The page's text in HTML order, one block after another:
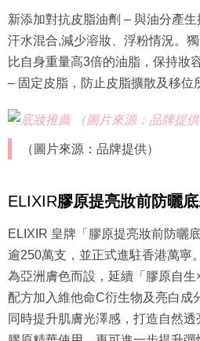
新添加對抗皮脂油劑 – 與油分產生
汗水混合,減少溶妝、浮粉情況。
比自身重量高3倍的油脂，保持妝
– 固定皮脂，防止皮脂擴散及移位
（圖片來源：品牌提供）
ELIXIR膠原提亮妝前防曬
ELIXIR 皇牌「膠原提亮妝前防曬
逾250萬支，並正式進駐香港萬寧
為亞洲膚色而設，延續「膠原自生
配方加入維他命C衍生物及亮白成
同時提升肌膚光澤感，打造自然